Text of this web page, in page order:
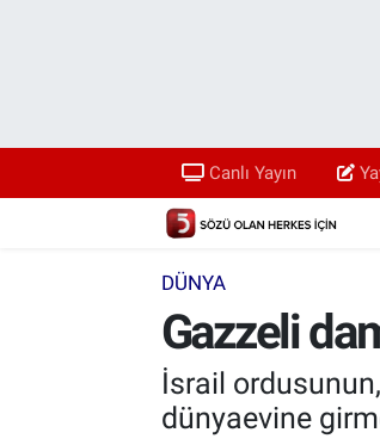
Canlı Yayın
DÜNYA
Gazzeli
İsrail
dünyaevine
Yayın Akışı
TV 5 Ekranı ve Arşiv